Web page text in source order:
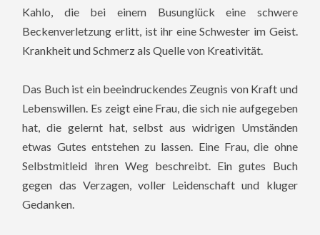
Kahlo, die bei einem Busunglück eine schwere
Beckenverletzung erlitt, ist ihr eine Schwester im Geist.
Krankheit und Schmerz als Quelle von Kreativität.
Das Buch ist ein beeindruckendes Zeugnis von Kraft und
Lebenswillen. Es zeigt eine Frau, die sich nie aufgegeben
hat, die gelernt hat, selbst aus widrigen Umständen
etwas Gutes entstehen zu lassen. Eine Frau, die ohne
Selbstmitleid ihren Weg beschreibt. Ein gutes Buch
gegen das Verzagen, voller Leidenschaft und kluger
Gedanken.